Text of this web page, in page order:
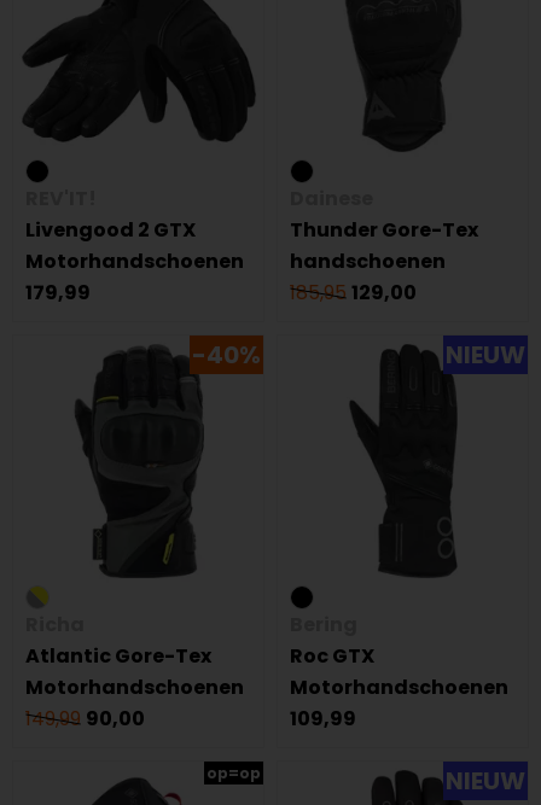
Livengood 2 GTX
Motorhandschoenen
179,99
Thunder Gore-Tex
handschoenen
185,95 129,00
-40%
Atlantic Gore-Tex
Motorhandschoenen
149,99 90,00
NIEUW
Roc GTX
Motorhandschoenen
109,99
op=op NIEUW